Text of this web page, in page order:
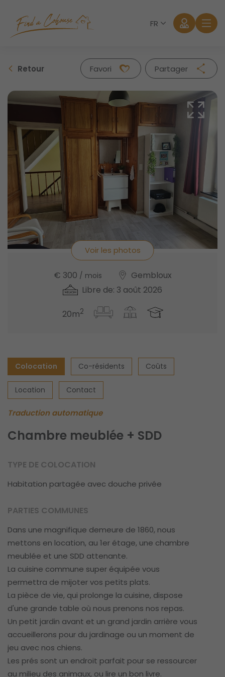
FR
Se connecter
Mot de passe oublié?
Retour Favori
Partager
Facebook
Twitter
Whatsapp
Voir les photos
€ 300 / mois
Gembloux
Libre de: 3 août 2026
20m2
Colocation Co-résidents Coûts
Location Contact
Traduction automatique
Chambre meublée + SDD
TYPE DE COLOCATION
Habitation partagée avec douche privée
PARTIES COMMUNES
Dans une magnifique demeure de 1860, nous
mettons en location, au 1er étage, une chambre
meublée et une SDD attenante.
La cuisine commune super équipée vous
permettra de mijoter vos petits plats.
La pièce de vie, qui prolonge la cuisine, dispose
d'une grande table où nous prenons nos repas.
Un petit jardin avant et un grand jardin arrière vous
accueillerons pour du jardinage ou un moment de
jeu avec nos chiens.
Les prés sont un endroit parfait pour se ressourcer
au milieu des animaux, ou lire un bon livre.